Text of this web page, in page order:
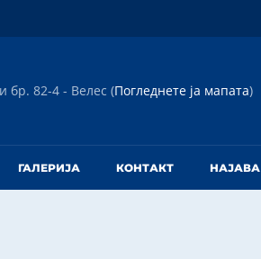
бр. 82-4 - Велес (Погледнете ја мапата)
ГАЛЕРИЈА КОНТАКТ НАЈАВА